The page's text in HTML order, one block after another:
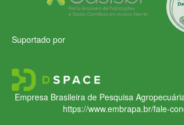
Suportado por
Empresa Brasileira de Pesquisa
https://www.embrapa.br/fale-